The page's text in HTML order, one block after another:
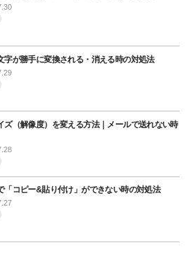
字が勝手に変換される・消える時の対処法
ズ（解像度）を変える方法｜メールで送れない時
「コピー&貼り付け」ができない時の対処法